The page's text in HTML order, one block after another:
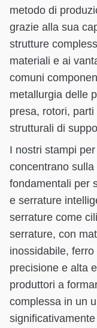
metodo di
grazie alla sua
strutture
materiali e ai
comuni
metallurgia delle
presa, rotori,
strutturali di
I nostri stampi
concentrano
fondamentali per
e serrature
serrature come
serrature, con
inossidabile,
precisione e alta
produttori a
complessa in un